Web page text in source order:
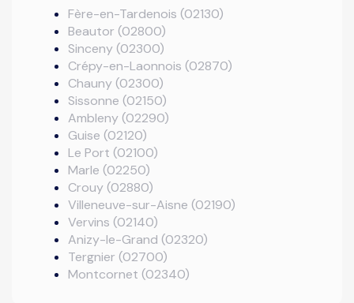
Fère-en-Tardenois (02130)
Beautor (02800)
Sinceny (02300)
Crépy-en-Laonnois (02870)
Chauny (02300)
Sissonne (02150)
Ambleny (02290)
Guise (02120)
Le Port (02100)
Marle (02250)
Crouy (02880)
Villeneuve-sur-Aisne (02190)
Vervins (02140)
Anizy-le-Grand (02320)
Tergnier (02700)
Montcornet (02340)